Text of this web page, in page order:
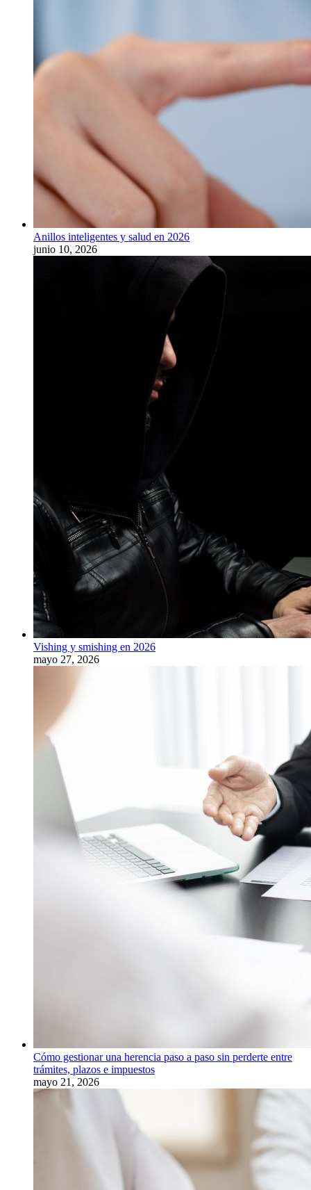
Anillos inteligentes y salud en 2026
junio 10, 2026
Vishing y smishing en 2026
mayo 27, 2026
Cómo gestionar una herencia paso a paso sin perderte entre
trámites, plazos e impuestos
mayo 21, 2026